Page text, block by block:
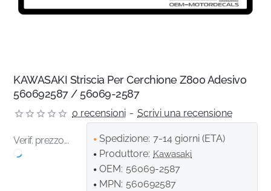
KAWASAKI Striscia Per Cerchione Z800 Adesivo
560692587 / 56069-2587
0 recensioni - Scrivi una recensione
Verif. prezzo... Spedizione: 7-14 giorni (ETA)
Produttore: Kawasaki
OEM: 56069-2587
MPN: 560692587